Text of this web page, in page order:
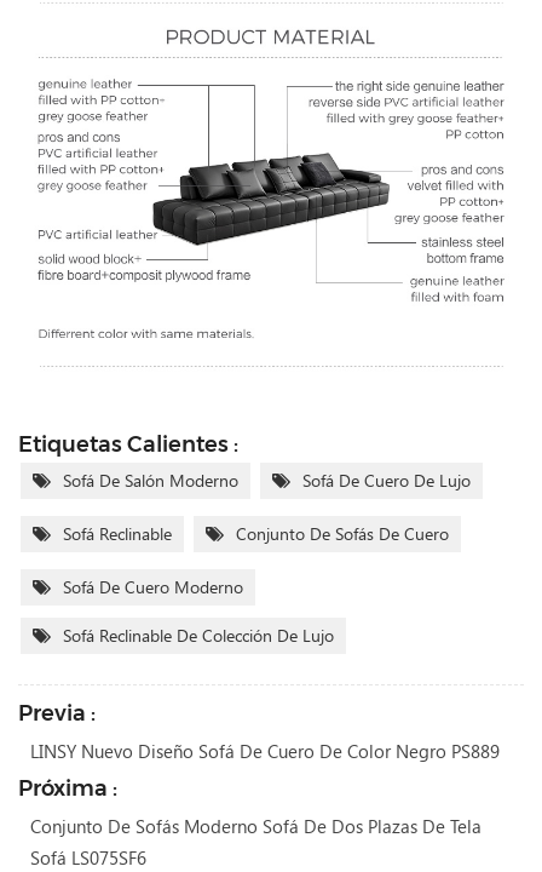
Etiquetas Calientes :
Sofá De Salón Moderno Sofá De Cuero De Lujo
Sofá Reclinable Conjunto De Sofás De Cuero
Sofá De Cuero Moderno
Sofá Reclinable De Colección De Lujo
Previa :
LINSY Nuevo Diseño Sofá De Cuero De Color Negro PS889
Próxima :
Conjunto De Sofás Moderno Sofá De Dos Plazas De Tela
Sofá LS075SF6